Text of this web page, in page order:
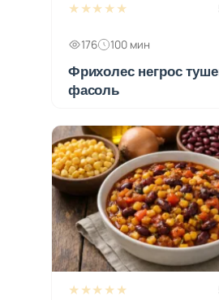
★★★★★
176 100 мин
Фрихолес негрос
фасоль
★★★★★